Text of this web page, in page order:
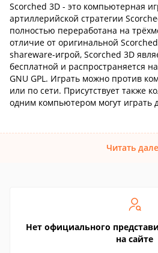
Scorched 3D - это компьютерная
артиллерийской стратегии
полностью переработана на
отличие от оригинальной
shareware-игрой, Scorched 3D
бесплатной и распространяется
GNU GPL. Играть можно против
или по сети. Присутствует также
одним компьютером могут играть
Читать
Нет официального
на сайте